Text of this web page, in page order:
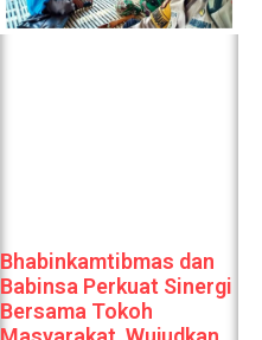
Bhabinkamtibmas dan
Babinsa Perkuat Sinergi
Bersama Tokoh